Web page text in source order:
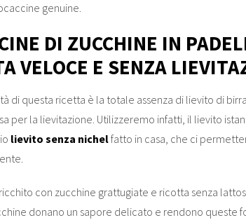
genuine.
DI ZUCCHINE IN
VELOCE E SENZA
di questa ricetta è la totale assenza di lievito di
per la lievitazione. Utilizzeremo infatti, il lievito
lievito senza nichelfatto in casa, che ci
con zucchine grattugiate e ricotta senza
donano un sapore delicato e rendono queste